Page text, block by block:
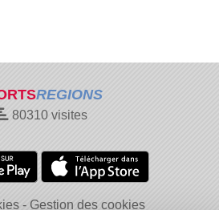
REGIONS
80310visites
Gestion des cookies